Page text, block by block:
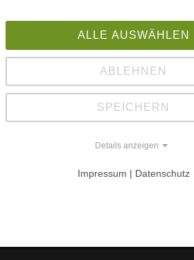
ALLE AUSWÄHLEN
ABLEHNEN
SPEICHERN
Details anzeigen
Impressum | Datenschutz